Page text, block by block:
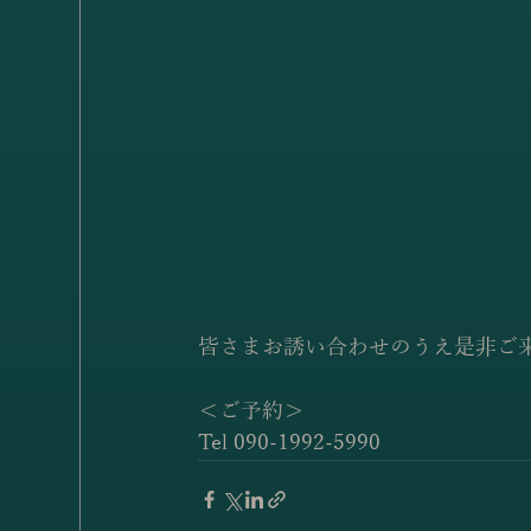
皆さまお誘い合わせのうえ是非ご
＜ご予約＞
Tel 090-1992-5990